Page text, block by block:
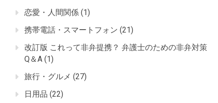
恋愛・人間関係 (1)
携帯電話・スマートフォン (21)
改訂版 これって非弁提携？ 弁護士のための非弁対策
Q＆A (1)
旅行・グルメ (27)
日用品 (22)